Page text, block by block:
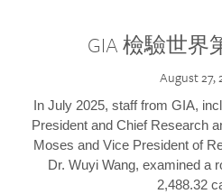
GIA 檢驗世界
August 27,
In July 2025, staff from GIA,
President and Chief Research
Moses and Vice President of
Dr. Wuyi Wang, examined a
2,488.32